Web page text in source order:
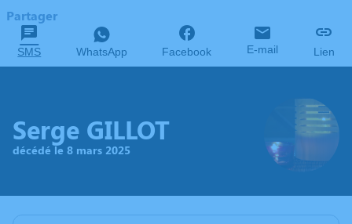
Partager
SMS WhatsApp Facebook E-mail Lien
Serge GILLOT
décédé le 8 mars 2025